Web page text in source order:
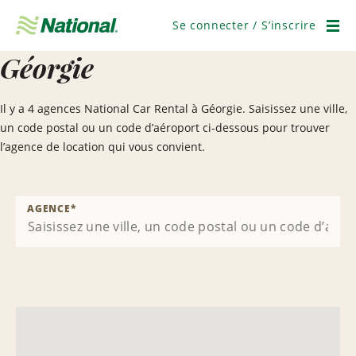
navigation
Se connecter / S’inscrire
Géorgie
Il y a 4 agences National Car Rental à Géorgie. Saisissez une ville,
un code postal ou un code d’aéroport ci-dessous pour trouver
l’agence de location qui vous convient.
AGENCE*